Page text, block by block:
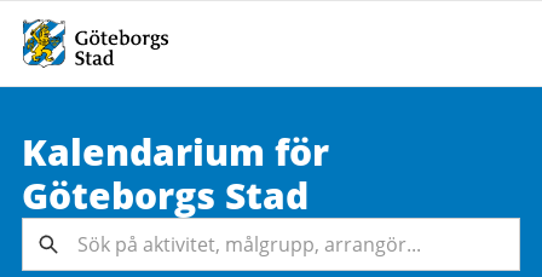
Kalendarium för
Göteborgs Stad
Sök på
aktivitet,
målgrupp,
arrangör...
Sök